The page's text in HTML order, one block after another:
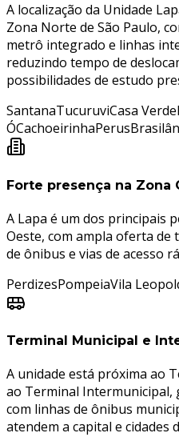
A localização da Unidade
Zona Norte de São Paulo,
metrô integrado e linhas
reduzindo tempo de
possibilidades de estudo
SantanaTucuruviCasa Verde
ÓCachoeirinhaPerus
Forte presença na Zona
A Lapa é um dos principais
Oeste, com ampla oferta
de ônibus e vias de acesso
PerdizesPompeiaVila
Terminal Municipal e
A unidade está próxima ao
ao Terminal Intermunicipal,
com linhas de ônibus
atendem a capital e cidades